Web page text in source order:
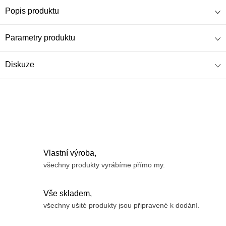
Popis produktu
Parametry produktu
Diskuze
Vlastní výroba,
všechny produkty vyrábíme přímo my.
Vše skladem,
všechny ušité produkty jsou připravené k dodání.